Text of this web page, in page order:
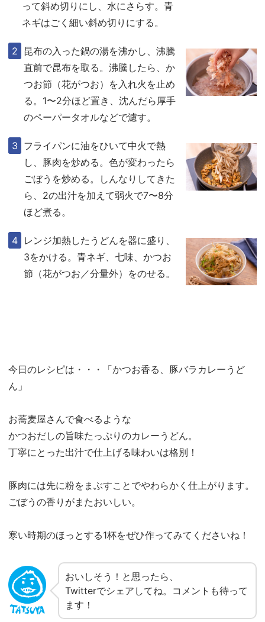
って斜め切りにし、水にさらす。青
ネギはごく細い斜め切りにする。
昆布の入った鍋の湯を沸かし、沸騰
直前で昆布を取る。沸騰したら、か
つお節（花がつお）を入れ火を止め
る。1〜2分ほど置き、沈んだら厚手
のペーパータオルなどで濾す。
フライパンに油をひいて中火で熱
し、豚肉を炒める。色が変わったら
ごぼうを炒める。しんなりしてきた
ら、2の出汁を加えて弱火で7〜8分
ほど煮る。
レンジ加熱したうどんを器に盛り、
3をかける。青ネギ、七味、かつお
節（花がつお／分量外）をのせる。
今日のレシピは・・・「かつお香る、豚バラカレーうど
ん」
お蕎麦屋さんで食べるような
かつおだしの旨味たっぷりのカレーうどん。
丁寧にとった出汁で仕上げる味わいは格別！
豚肉には先に粉をまぶすことでやわらかく仕上がります。
ごぼうの香りがまたおいしい。
寒い時期のほっとする1杯をぜひ作ってみてくださいね！
おいしそう！と思ったら、
Twitterでシェアしてね。コメントも待って
ます！